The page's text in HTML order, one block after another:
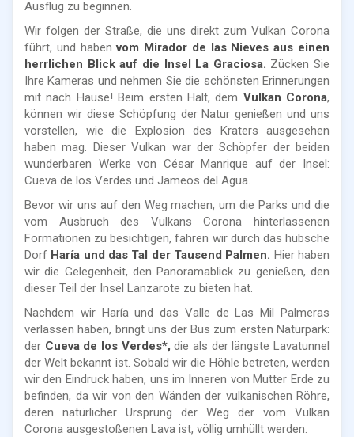
Ausflug zu beginnen.
Wir folgen der Straße, die uns direkt zum Vulkan Corona
führt, und habenvom Mirador de las Nieves aus einen
herrlichen Blick auf die Insel La Graciosa. Zücken Sie
Ihre Kameras und nehmen Sie die schönsten Erinnerungen
mit nach Hause! Beim ersten Halt, dem Vulkan Corona,
können wir diese Schöpfung der Natur genießen und uns
vorstellen, wie die Explosion des Kraters ausgesehen
haben mag. Dieser Vulkan war der Schöpfer der beiden
wunderbaren Werke von César Manrique auf der Insel:
Cueva de los Verdes und Jameos del Agua.
Bevor wir uns auf den Weg machen, um die Parks und die
vom Ausbruch des Vulkans Corona hinterlassenen
Formationen zu besichtigen, fahren wir durch das hübsche
Dorf Haría und das Tal der Tausend Palmen. Hier haben
wir die Gelegenheit, den Panoramablick zu genießen, den
dieser Teil der Insel Lanzarote zu bieten hat.
Nachdem wir Haría und das Valle de Las Mil Palmeras
verlassen haben, bringt uns der Bus zum ersten Naturpark:
der Cueva de los Verdes*, die als der längste Lavatunnel
der Welt bekannt ist. Sobald wir die Höhle betreten, werden
wir den Eindruck haben, uns im Inneren von Mutter Erde zu
befinden, da wir von den Wänden der vulkanischen Röhre,
deren natürlicher Ursprung der Weg der vom Vulkan
Corona ausgestoßenen Lava ist, völlig umhüllt werden.